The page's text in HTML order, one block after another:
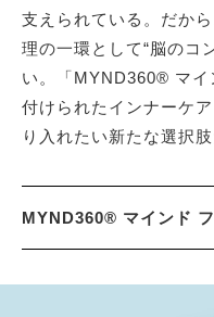
支えられている。だか
理の一環として“脳のコ
い。「MYND360® マイ
付けられたインナーケ
り入れたい新たな選択肢
MYND360® マインド